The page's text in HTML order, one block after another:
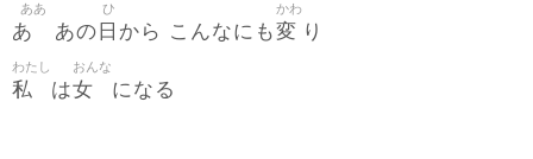
あゝ
ああ
あの 日
ひ
から こんなにも変
かわ
り
私
わたし
は女
おんな
になる